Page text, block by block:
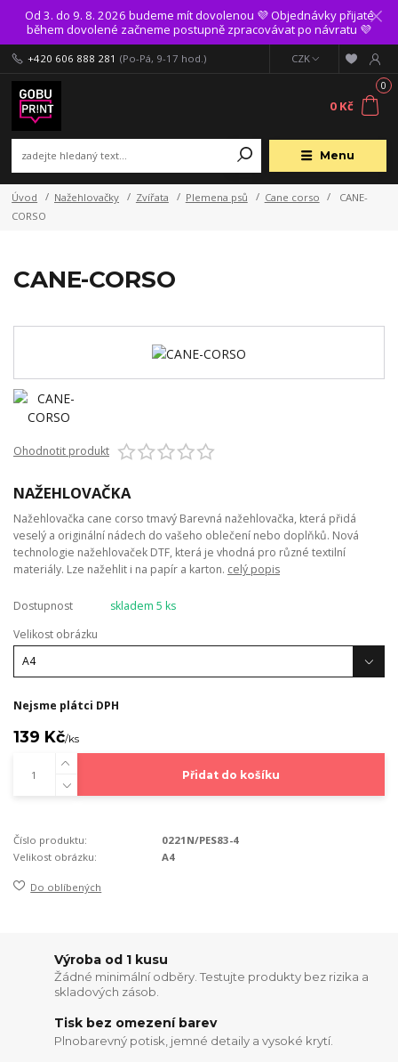
Od 3. do 9. 8. 2026 budeme mít dovolenou 💜 Objednávky přijaté
během dovolené začneme postupně zpracovávat po návratu 💜
Menu
CZK
+420 606 888 281 (Po-Pá, 9-17 hod.)
0
0 Kč
Úvod Nažehlovačky Zvířata Plemena psů Cane corso
CANE-
CORSO
CANE-CORSO
Ohodnotit produkt
NAŽEHLOVAČKA
Nažehlovačka cane corso tmavý Barevná nažehlovačka, která přidá
veselý a originální nádech do vašeho oblečení nebo doplňků. Nová
technologie nažehlovaček DTF, která je vhodná pro různé textilní
materiály. Lze nažehlit i na papír a karton. celý popis
Dostupnost
skladem 5 ks
Velikost obrázku
Nejsme plátci DPH
139 Kč/ks
Přidat do košíku
Číslo produktu:
0221N/PES83-4
Velikost obrázku:
A4
Do oblíbených
Výroba od 1 kusu
Žádné minimální odběry. Testujte produkty bez rizika a
skladových zásob.
Tisk bez omezení barev
Plnobarevný potisk, jemné detaily a vysoké krytí.